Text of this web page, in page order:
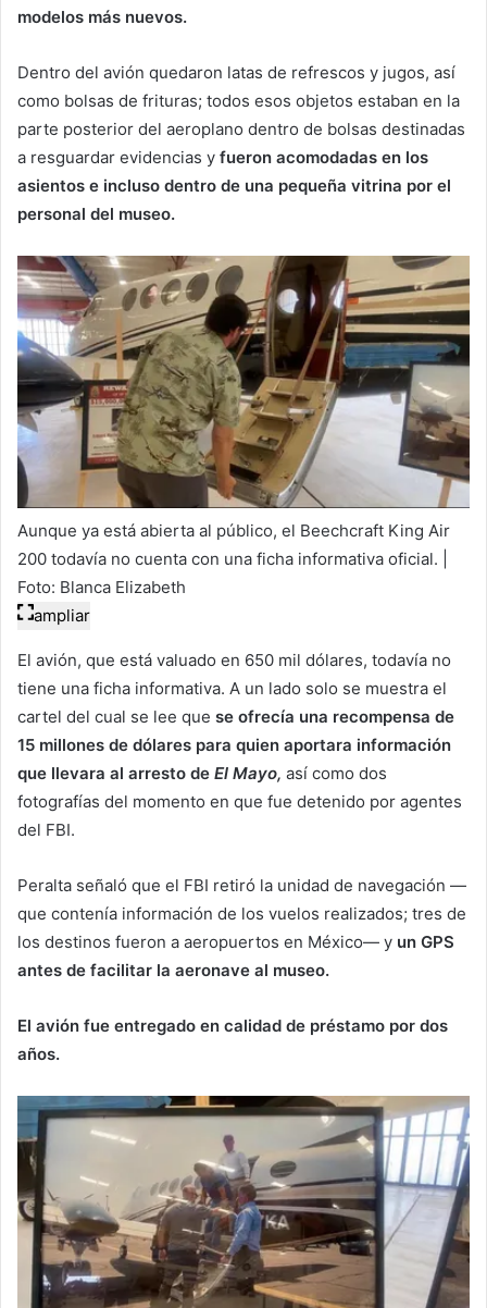
modelos más nuevos.
Dentro del avión quedaron latas de refrescos y jugos, así
como bolsas de frituras; todos esos objetos estaban en la
parte posterior del aeroplano dentro de bolsas destinadas
a resguardar evidencias y fueron acomodadas en los
asientos e incluso dentro de una pequeña vitrina por el
personal del museo.
Aunque ya está abierta al público, el Beechcraft King Air
200 todavía no cuenta con una ficha informativa oficial. |
Foto: Blanca Elizabeth
ampliar
El avión, que está valuado en 650 mil dólares, todavía no
tiene una ficha informativa. A un lado solo se muestra el
cartel del cual se lee que se ofrecía una recompensa de
15 millones de dólares para quien aportara información
que llevara al arresto de El Mayo, así como dos
fotografías del momento en que fue detenido por agentes
del FBI.
Peralta señaló que el FBI retiró la unidad de navegación —
que contenía información de los vuelos realizados; tres de
los destinos fueron a aeropuertos en México— y un GPS
antes de facilitar la aeronave al museo.
El avión fue entregado en calidad de préstamo por dos
años.